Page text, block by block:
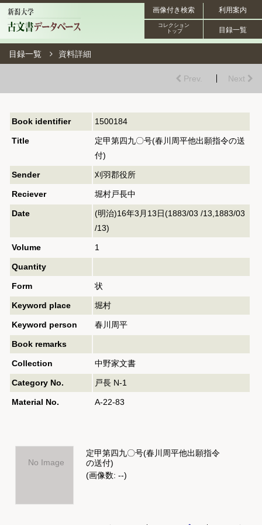
利用案内
画像付き検索
目録一覧
コレクション
トップ
目録一覧 資料詳細
Prev. Next
Book identifier 1500184
Title
定甲第四九〇号(春川周平他出願指令の送
付)
Sender 刈羽郡役所
Reciever 堀村戸長中
Date
(明治)16年3月13日(1883/03 /13,1883/03
/13)
Volume 1
Quantity
Form 状
Keyword place 堀村
Keyword person 春川周平
Book remarks
Collection 中野家文書
Category No. 戸長 N-1
Material No. A-22-83
No Image
定甲第四九〇号(春川周平他出願指令
の送付)
(画像数: --)